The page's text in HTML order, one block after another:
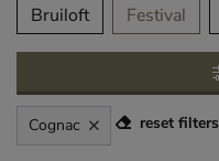
over
Bruiloft Festival
Cognac reset filters